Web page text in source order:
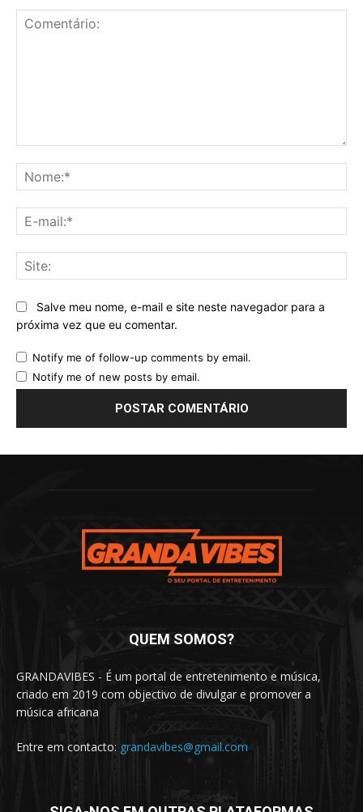
Salve meu nome, e-mail e site neste navegador para a
próxima vez que eu comentar.
Notify me of follow-up comments by email.
Notify me of new posts by email.
QUEM SOMOS?
GRANDAVIBES - É um portal de entretenimento e música,
criado em 2019 com objectivo de divulgar e promover a
música africana
Entre em contacto: grandavibes@gmail.com